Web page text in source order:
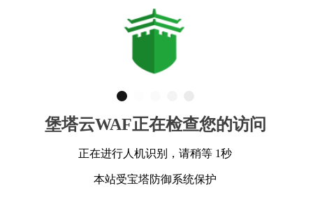
堡塔云WAF正在检查您的访问
正在进行人机识别，请稍等 1秒
本站受宝塔防御系统保护